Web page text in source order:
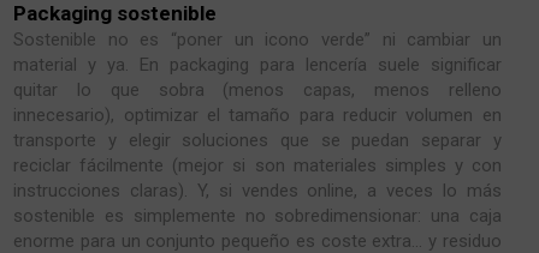
Packaging sostenible
Sostenible no es “poner un icono verde” ni cambiar un
material y ya. En packaging para lencería suele significar
quitar lo que sobra (menos capas, menos relleno
innecesario), optimizar el tamaño para reducir volumen en
transporte y elegir soluciones que se puedan separar y
reciclar fácilmente (mejor si son materiales simples y con
instrucciones claras). Y, si vendes online, a veces lo más
sostenible es simplemente no sobredimensionar: una caja
enorme para un conjunto pequeño es coste extra… y residuo